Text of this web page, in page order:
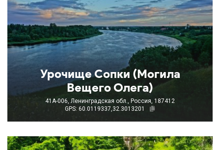
Урочище Сопки (Могила
Вещего Олега)
41А-006, Ленинградская обл., Россия, 187412
GPS: 60.0119337,32.3013201